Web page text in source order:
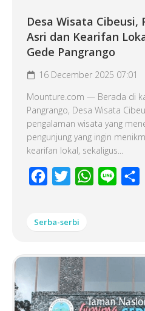
Desa Wisata Cibeusi,
Asri dan Kearifan
Gede Pangrango
16 December 2025 07:01
Mounture.com — Berada di
Pangrango, Desa Wisata
pengalaman wisata yang
pengunjung yang ingin
kearifan lokal, sekaligus...
Facebook
Twitter WhatsApp
Line
Serba-serbi